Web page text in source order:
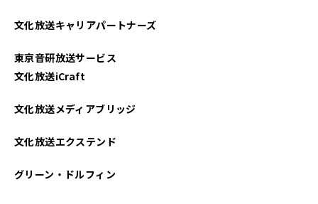
文化放送キャリアパートナーズ
東京音研放送サービス
文化放送iCraft
文化放送メディアブリッジ
文化放送エクステンド
グリーン・ドルフィン